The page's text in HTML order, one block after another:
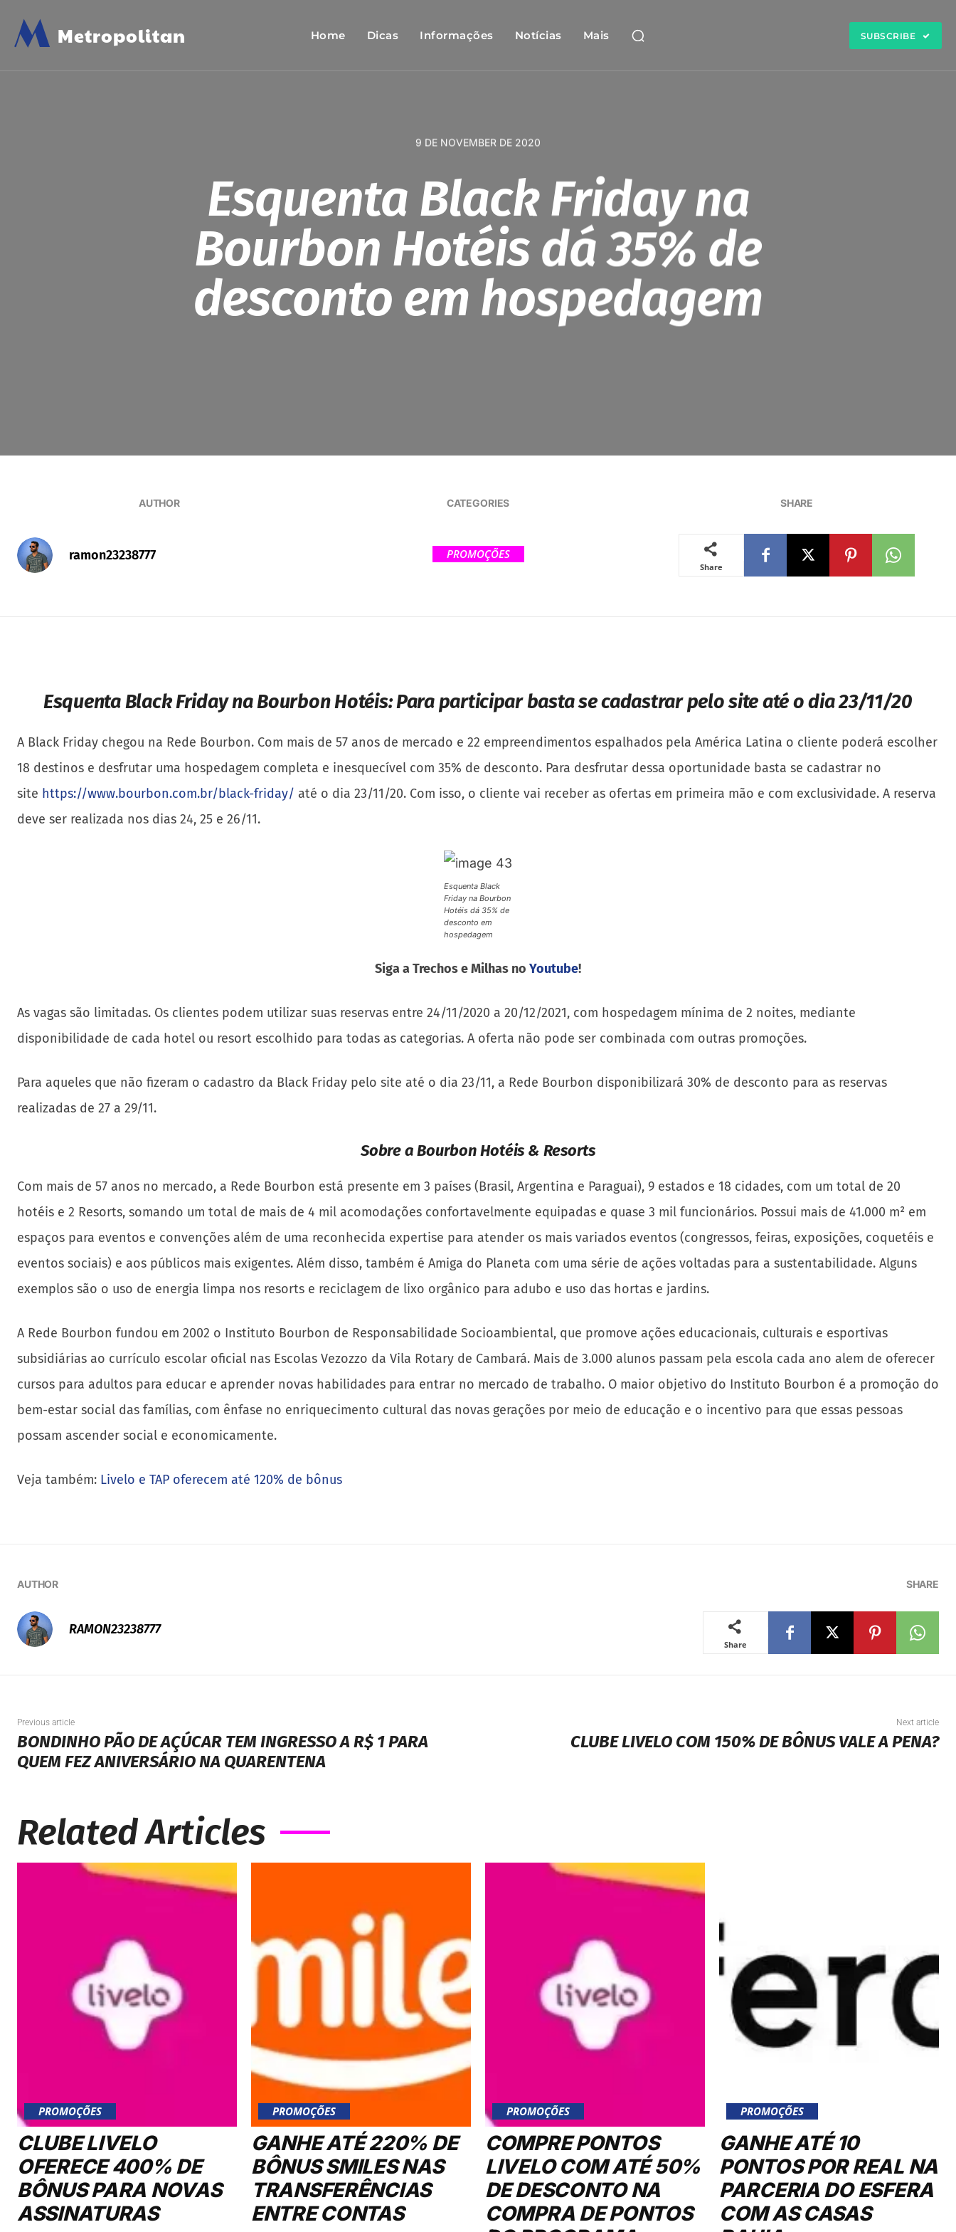
M Metropolitan Home Dicas Informações Notícias Mais SUBSCRIBE
9 DE NOVEMBER DE 2020
Esquenta Black Friday na
Bourbon Hotéis dá 35% de
desconto em hospedagem
AUTHOR
ramon23238777
CATEGORIES
PROMOÇÕES
SHARE
Share
Esquenta Black Friday na Bourbon Hotéis:Para participar basta se cadastrar pelo site até o dia 23/11/20
A Black Friday chegou na Rede Bourbon. Com mais de 57 anos de mercado e 22 empreendimentos espalhados pela América Latina o cliente poderá escolher
18 destinos e desfrutar uma hospedagem completa e inesquecível com 35% de desconto. Para desfrutar dessa oportunidade basta se cadastrar no
site https://www.bourbon.com.br/black-friday/ até o dia 23/11/20. Com isso, o cliente vai receber as ofertas em primeira mão e com exclusividade. A reserva
deve ser realizada nos dias 24, 25 e 26/11.
Esquenta Black
Friday na Bourbon
Hotéis dá 35% de
desconto em
hospedagem
Siga a Trechos e Milhas no Youtube!
As vagas são limitadas. Os clientes podem utilizar suas reservas entre 24/11/2020 a 20/12/2021, com hospedagem mínima de 2 noites, mediante
disponibilidade de cada hotel ou resort escolhido para todas as categorias. A oferta não pode ser combinada com outras promoções.
Para aqueles que não fizeram o cadastro da Black Friday pelo site até o dia 23/11, a Rede Bourbon disponibilizará 30% de desconto para as reservas
realizadas de 27 a 29/11.
Sobre a Bourbon Hotéis & Resorts
Com mais de 57 anos no mercado, a Rede Bourbon está presente em 3 países (Brasil, Argentina e Paraguai), 9 estados e 18 cidades, com um total de 20
hotéis e 2 Resorts, somando um total de mais de 4 mil acomodações confortavelmente equipadas e quase 3 mil funcionários. Possui mais de 41.000 m² em
espaços para eventos e convenções além de uma reconhecida expertise para atender os mais variados eventos (congressos, feiras, exposições, coquetéis e
eventos sociais) e aos públicos mais exigentes. Além disso, também é Amiga do Planeta com uma série de ações voltadas para a sustentabilidade. Alguns
exemplos são o uso de energia limpa nos resorts e reciclagem de lixo orgânico para adubo e uso das hortas e jardins.
A Rede Bourbon fundou em 2002 o Instituto Bourbon de Responsabilidade Socioambiental, que promove ações educacionais, culturais e esportivas
subsidiárias ao currículo escolar oficial nas Escolas Vezozzo da Vila Rotary de Cambará. Mais de 3.000 alunos passam pela escola cada ano alem de oferecer
cursos para adultos para educar e aprender novas habilidades para entrar no mercado de trabalho. O maior objetivo do Instituto Bourbon é a promoção do
bem-estar social das famílias, com ênfase no enriquecimento cultural das novas gerações por meio de educação e o incentivo para que essas pessoas
possam ascender social e economicamente.
Veja também: Livelo e TAP oferecem até 120% de bônus
AUTHOR
RAMON23238777
SHARE
Share
Previous article
BONDINHO PÃO DE AÇÚCAR TEM INGRESSO A R$ 1 PARA
QUEM FEZ ANIVERSÁRIO NA QUARENTENA
Next article
CLUBE LIVELO COM 150% DE BÔNUS VALE A PENA?
Related Articles
PROMOÇÕES
CLUBE LIVELO
OFERECE 400% DE
BÔNUS PARA NOVAS
ASSINATURAS
PROMOÇÕES
GANHE ATÉ 220% DE
BÔNUS SMILES NAS
TRANSFERÊNCIAS
ENTRE CONTAS
PROMOÇÕES
COMPRE PONTOS
LIVELO COM ATÉ 50%
DE DESCONTO NA
COMPRA DE PONTOS
PROMOÇÕES
GANHE ATÉ 10
PONTOS POR REAL NA
PARCERIA DO ESFERA
COM AS CASAS